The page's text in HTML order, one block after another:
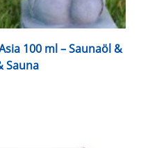
100 ml – Saunaöl &
Sauna